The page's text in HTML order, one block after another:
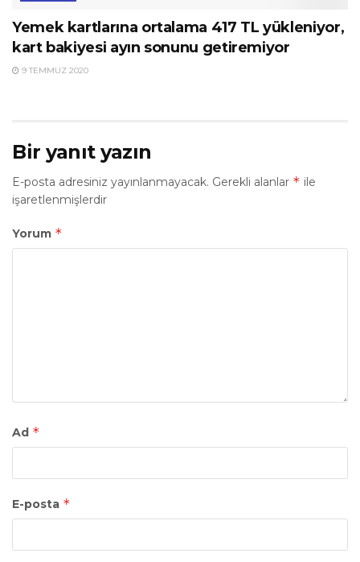
Yemek kartlarına ortalama 417 TL yükleniyor,
kart bakiyesi ayın sonunu getiremiyor
9 TEMMUZ 2020
Bir yanıt yazın
E-posta adresiniz yayınlanmayacak. Gerekli alanlar * ile
işaretlenmişlerdir
Yorum *
Ad *
E-posta *